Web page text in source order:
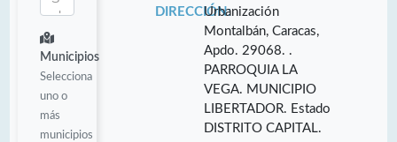
Municipios
Selecciona
uno o
más
municipios
DIRECCIÓN:Urbanización
Montalbán, Caracas,
Apdo. 29068. .
PARROQUIA LA
VEGA. MUNICIPIO
LIBERTADOR. Estado
DISTRITO CAPITAL.